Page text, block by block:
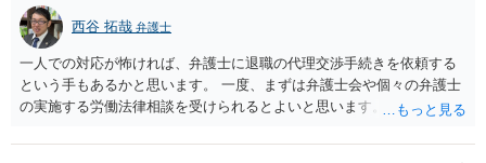
西谷 拓哉 弁護士
一人での対応が怖ければ、弁護士に退職の代理交渉手続きを依頼する
という手もあるかと思います。 一度、まずは弁護士会や個々の弁護士
の実施する労働法律相談を受けられるとよいと思います。